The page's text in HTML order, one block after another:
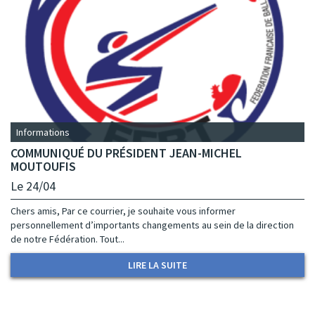
Informations
COMMUNIQUÉ DU PRÉSIDENT JEAN-MICHEL
MOUTOUFIS
Le 24/04
Chers amis, Par ce courrier, je souhaite vous informer
personnellement d’importants changements au sein de la direction
de notre Fédération. Tout...
LIRE LA SUITE